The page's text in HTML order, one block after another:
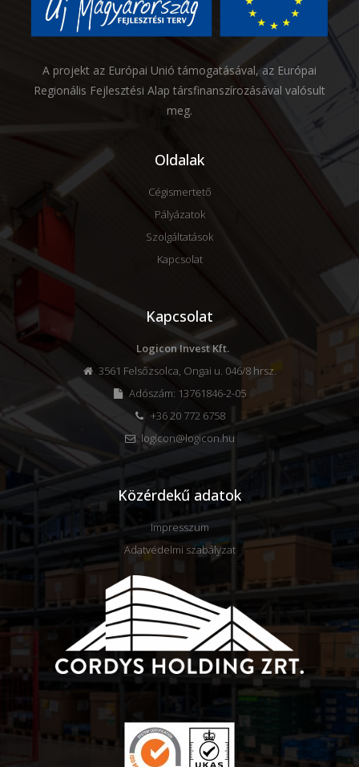
A projekt az Európai Unió támogatásával, az Európai
Regionális Fejlesztési Alap társfinanszírozásával valósult
meg.
Oldalak
Cégismertető
Pályázatok
Szolgáltatások
Kapcsolat
Kapcsolat
Logicon Invest Kft.
3561 Felsőzsolca, Ongai u. 046/8 hrsz.
Adószám: 13761846-2-05
+36 20 772 6758
logicon@logicon.hu
Közérdekű adatok
Impresszum
Adatvédelmi szabályzat